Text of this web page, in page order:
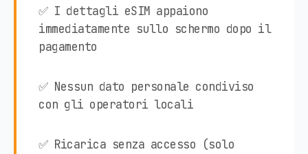
✅ I dettagli eSIM appaiono
immediatamente sullo schermo dopo il
pagamento
✅ Nessun dato personale condiviso
con gli operatori locali
✅ Ricarica senza accesso (solo